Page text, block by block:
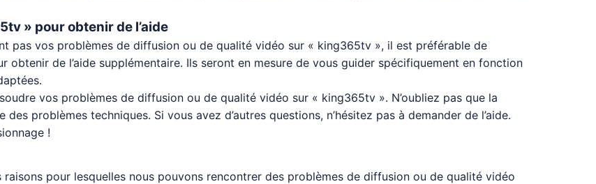
» pour obtenir de l’aide
pas vos problèmes de diffusion ou de qualité vidéo sur « king365tv », il est préférable de
de l’aide supplémentaire. Ils seront en mesure de vous guider spécifiquement en fonction
vos problèmes de diffusion ou de qualité vidéo sur « king365tv ». N’oubliez pas que la
problèmes techniques. Si vous avez d’autres questions, n’hésitez pas à demander de l’aide.
!
raisons pour lesquelles nous pouvons rencontrer des problèmes de diffusion ou de qualité vidéo